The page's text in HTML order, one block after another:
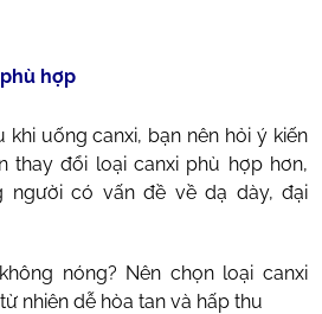
hợp
uống canxi, bạn nên hỏi ý kiến
thay đổi loại canxi phù hợp hơn,
người có vấn đề về dạ dày, đại
nóng? Nên chọn loại canxi
nhiên dễ hòa tan và hấp thu